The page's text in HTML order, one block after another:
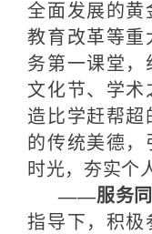
全面发展的黄
教育改革等重
务第一课堂，
文化节、学术
造比学赶帮超
的传统美德，
时光，夯实个
——服务同
指导下，积极